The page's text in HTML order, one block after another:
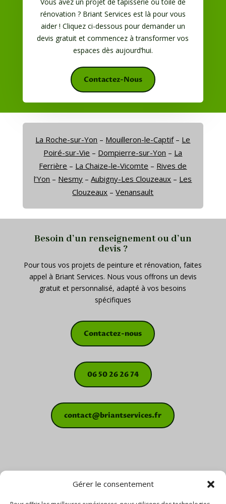
Gérer le consentement
rénovation ? Briant Services est là pour vous
aider ! Cliquez ci-dessous pour demander un
devis gratuit et commencez à transformer vos
espaces dès aujourd’hui.
Contactez-Nous
La Roche-sur-Yon – Mouilleron-le-Captif– Le
Poiré-sur-Vie – Dompierre-sur-Yon – La
Ferrière – La Chaize-le-Vicomte – Rives de
l’Yon – Nesmy –Aubigny-Les Clouzeaux – Les
Clouzeaux –Venansault
Besoin d’un renseignement ou d’un
devis ?
Pour tous vos projets de peinture et rénovation, faites
appel à Briant Services. Nous vous offrons un devis
gratuit et personnalisé, adapté à vos besoins
spécifiques
Contactez-nous
06 50 26 26 74
contact@briantservices.fr